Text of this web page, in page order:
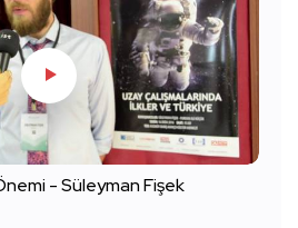
- Süleyman Fişek